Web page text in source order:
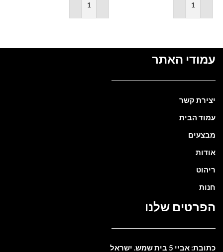
הוספה לסל הוספה לסל
עמודי האתר
יצירת קשר
עמוד הבית
מבצעים
אודות
ריהוט
חנות
הפרטים שלנו
כתובת: אביי 5 בית שמש. ישראל